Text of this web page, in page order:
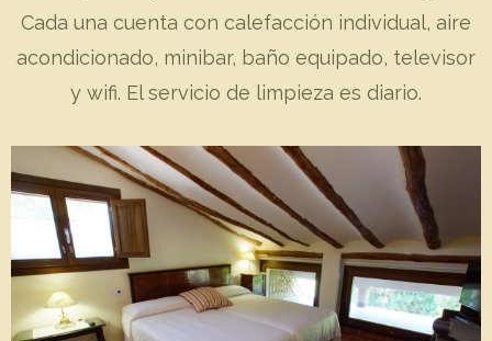
Cada una cuenta con calefacción individual, aire
acondicionado, minibar, baño equipado, televisor
y wifi. El servicio de limpieza es diario.